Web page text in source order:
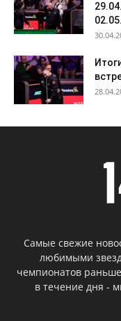
02.05.
Самые свежие
любимыми
чемпионатов раньше
в течение дня -